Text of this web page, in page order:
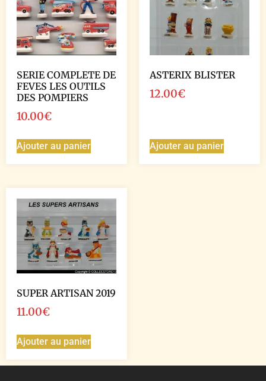
SERIE COMPLETE DE
FEVES LES OUTILS
DES POMPIERS
10.00€
Ajouter au panier
ASTERIX BLISTER
12.00€
Ajouter au panier
SUPER ARTISAN 2019
11.00€
Ajouter au panier